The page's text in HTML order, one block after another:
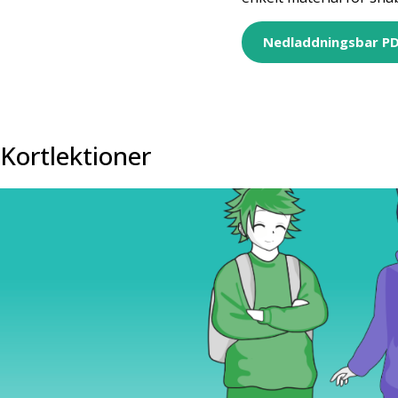
Nedladdningsbar
Kortlektioner